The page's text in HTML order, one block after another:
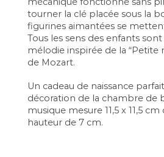
tourner la clé placée sous la
figurines aimantées se
Tous les sens des enfants
mélodie inspirée de la “Petite
de Mozart.
Un cadeau de naissance
décoration de la chambre de
musique mesure 11,5 x 11,5
hauteur de 7 cm.